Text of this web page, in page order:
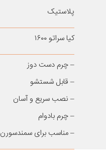
پلاستیک
کیا سراتو ۱۶۰۰
– چرم دست دوز
– قابل شستشو
– نصب سریع و آسان
– چرم بادوام
– مناسب برای سمندسورن